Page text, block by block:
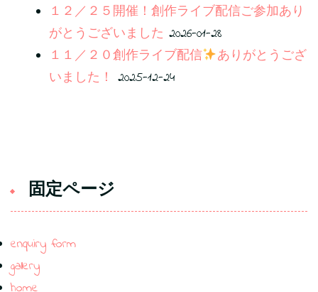
１２／２５開催！創作ライブ配信ご参加あり
がとうございました 2026-01-28
１１／２０創作ライブ配信
ありがとうござ
いました！ 2025-12-24
固定ページ
enquiry form
gallery